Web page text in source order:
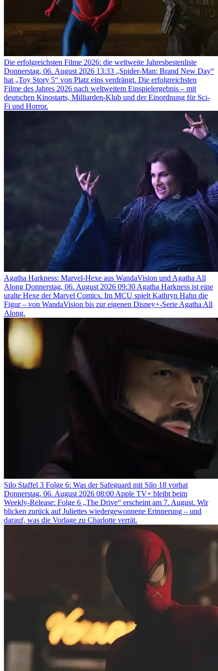
Die erfolgreichsten Filme 2026: die weltweite Jahresbestenliste
Donnerstag, 06. August 2026 13:33 „Spider-Man: Brand New Day“
hat „Toy Story 5“ von Platz eins verdrängt. Die erfolgreichsten
Filme des Jahres 2026 nach weltweitem Einspielergebnis – mit
deutschen Kinostarts, Milliarden-Klub und der Einordnung für Sci-
Fi und Horror.
Agatha Harkness: Marvel-Hexe aus WandaVision und Agatha All
Along Donnerstag, 06. August 2026 09:30 Agatha Harkness ist eine
uralte Hexe der Marvel Comics. Im MCU spielt Kathryn Hahn die
Figur – von WandaVision bis zur eigenen Disney+-Serie Agatha All
Along.
Silo Staffel 3 Folge 6: Was der Safeguard mit Silo 18 vorhat
Donnerstag, 06. August 2026 08:00 Apple TV+ bleibt beim
Weekly-Release: Folge 6 „The Drive“ erscheint am 7. August. Wir
blicken zurück auf Juliettes wiedergewonnene Erinnerung – und
darauf, was die Vorlage zu Charlotte verrät.